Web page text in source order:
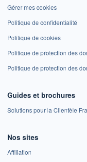
Gérer mes cookies
Politique de confidentialité
Politique de cookies
Politique de protection des
Politique de protection des
Guides et brochures
Solutions pour la Clientèle
Nos sites
Affiliation